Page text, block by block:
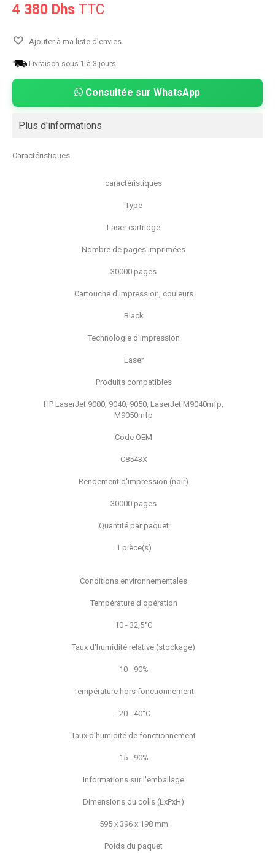
4 380 Dhs TTC
Ajouter à ma liste d'envies
Livraison sous 1 à 3 jours.
Consultée sur WhatsApp
Plus d'informations
Caractéristiques
caractéristiques
Type
Laser cartridge
Nombre de pages imprimées
30000 pages
Cartouche d'impression, couleurs
Black
Technologie d'impression
Laser
Produits compatibles
HP LaserJet 9000, 9040, 9050, LaserJet M9040mfp,
M9050mfp
Code OEM
C8543X
Rendement d'impression (noir)
30000 pages
Quantité par paquet
1 pièce(s)
Conditions environnementales
Température d'opération
10 - 32,5°C
Taux d'humidité relative (stockage)
10 - 90%
Température hors fonctionnement
-20 - 40°C
Taux d'humidité de fonctionnement
15 - 90%
Informations sur l'emballage
Dimensions du colis (LxPxH)
595 x 396 x 198 mm
Poids du paquet